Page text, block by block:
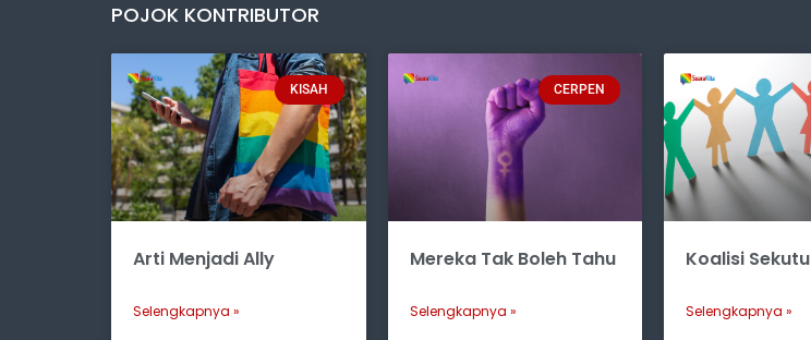
POJOK KONTRIBUTOR
KISAH
Arti Menjadi Ally
Selengkapnya »
CERPEN
Mereka Tak Boleh Tahu
Selengkapnya »
Koalisi Sekutu
Selengkapnya »